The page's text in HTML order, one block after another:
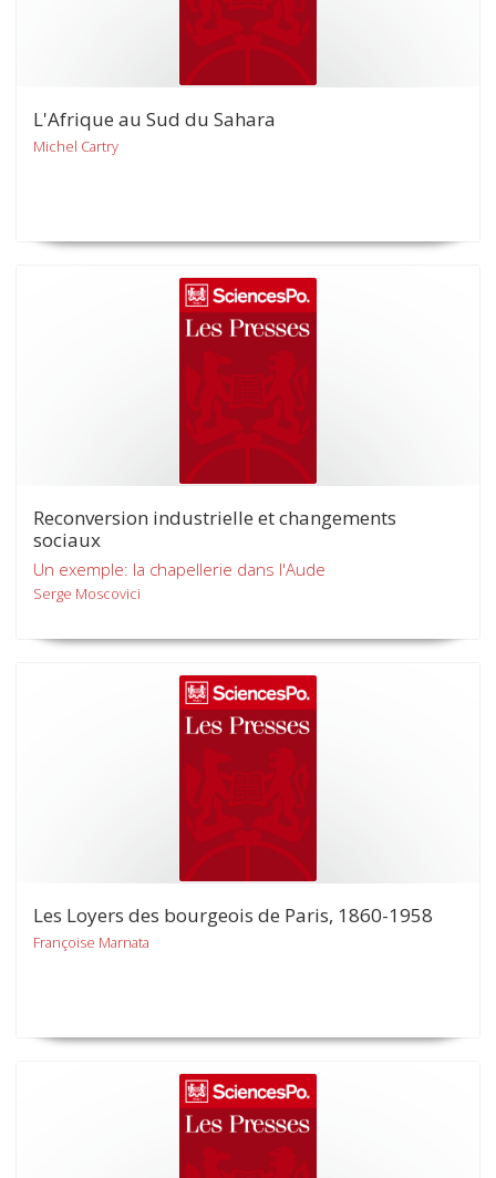
L'Afrique au Sud du Sahara
Michel Cartry
Reconversion industrielle et changements
sociaux
Un exemple: la chapellerie dans l'Aude
Serge Moscovici
Les Loyers des bourgeois de Paris, 1860-1958
Françoise Marnata